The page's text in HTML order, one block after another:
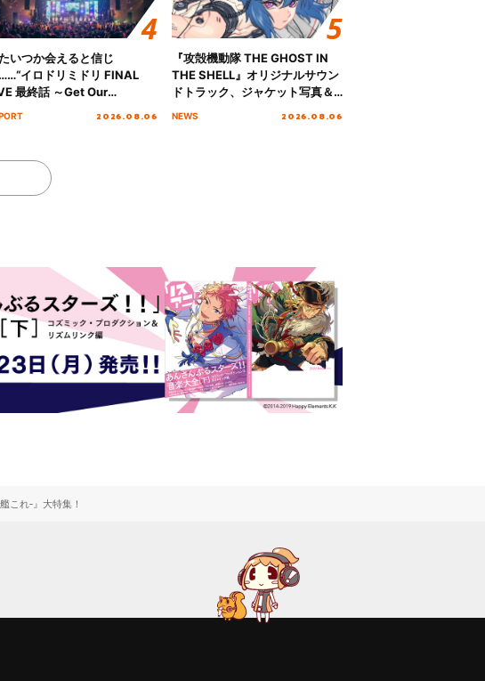
いつか会えると信じ
イロドリミドリ FINAL
最終話 ～Get Our
2026.08.06
『攻殻機動隊 THE GHOST IN
THE SHELL』オリジナルサウン
ドトラック、ジャケット写真＆
NEWS 2026.08.06
これ‐』大特集！